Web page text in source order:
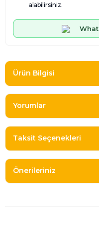
alabilirsiniz.
Ürün Bilgisi
Yorumlar
Taksit Seçenekleri
Önerileriniz